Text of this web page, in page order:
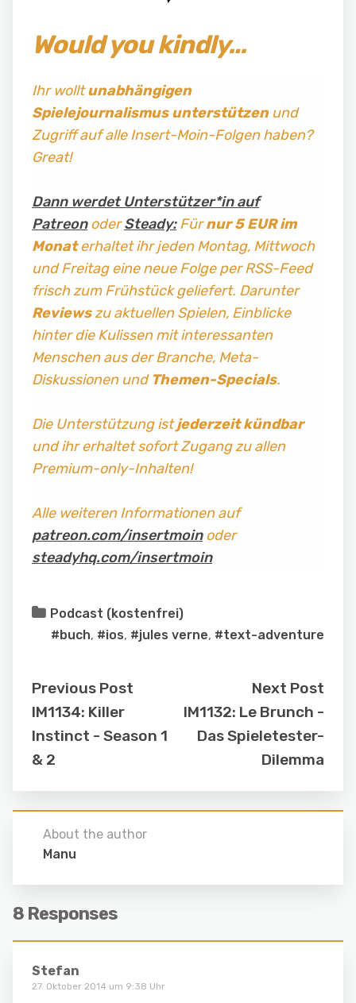
Would you kindly…
Ihr wolltunabhängigen
Spielejournalismus unterstützenund
Zugriff auf alle Insert-Moin-Folgen haben?
Great!
Dann werdet Unterstützer*in auf
PatreonoderSteady:Fürnur 5 EUR im
Monaterhaltet ihr jeden Montag, Mittwoch
und Freitag eine neue Folge per RSS-Feed
frisch zum Frühstück geliefert. Darunter
Reviewszu aktuellen Spielen, Einblicke
hinter die Kulissen mit interessanten
Menschen aus der Branche, Meta-
Diskussionen und Themen-Specials.
Die Unterstützung istjederzeit kündbar
und ihr erhaltet sofort Zugang zu allen
Premium-only-Inhalten!
Alle weiteren Informationen auf
patreon.com/insertmoinoder
steadyhq.com/insertmoin
Podcast (kostenfrei)
#buch, #ios, #jules verne, #text-adventure
Previous Post
IM1134: Killer
Instinct - Season 1
& 2
Next Post
IM1132: Le Brunch -
Das Spieletester-
Dilemma
About the author
Manu
8 Responses
Stefan
27. Oktober 2014 um 9:38 Uhr